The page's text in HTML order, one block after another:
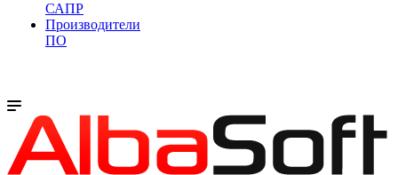
САПР
Производители
ПО